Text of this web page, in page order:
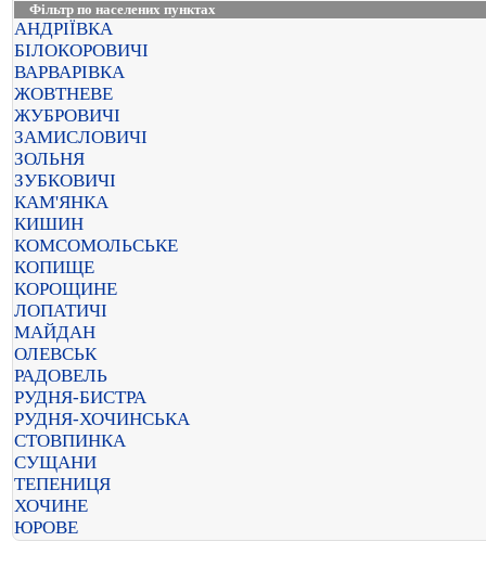
Фільтр по населених пунктах
АНДРІЇВКА
БІЛОКОРОВИЧІ
ВАРВАРІВКА
ЖОВТНЕВЕ
ЖУБРОВИЧІ
ЗАМИСЛОВИЧІ
ЗОЛЬНЯ
ЗУБКОВИЧІ
КАМ'ЯНКА
КИШИН
КОМСОМОЛЬСЬКЕ
КОПИЩЕ
КОРОЩИНЕ
ЛОПАТИЧІ
МАЙДАН
ОЛЕВСЬК
РАДОВЕЛЬ
РУДНЯ-БИСТРА
РУДНЯ-ХОЧИНСЬКА
СТОВПИНКА
СУЩАНИ
ТЕПЕНИЦЯ
ХОЧИНЕ
ЮРОВЕ